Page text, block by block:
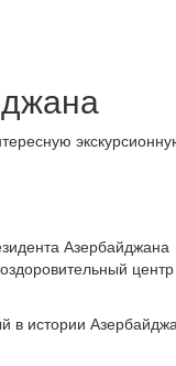
Азербайджана
в истории